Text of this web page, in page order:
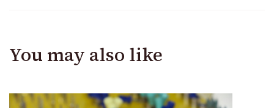
You may also like